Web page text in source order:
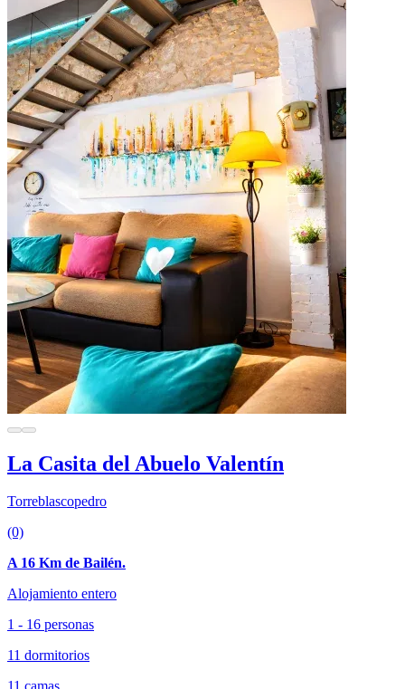
La Casita del Abuelo Valentín
Torreblascopedro
(0)
A 16 Km de Bailén.
Alojamiento entero
1 - 16 personas
11 dormitorios